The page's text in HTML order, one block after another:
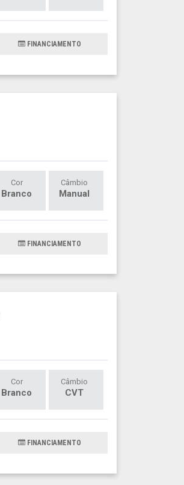
FINANCIAMENTO
Cor
Branco
Câmbio
Manual
FINANCIAMENTO
Cor
Branco
Câmbio
CVT
FINANCIAMENTO